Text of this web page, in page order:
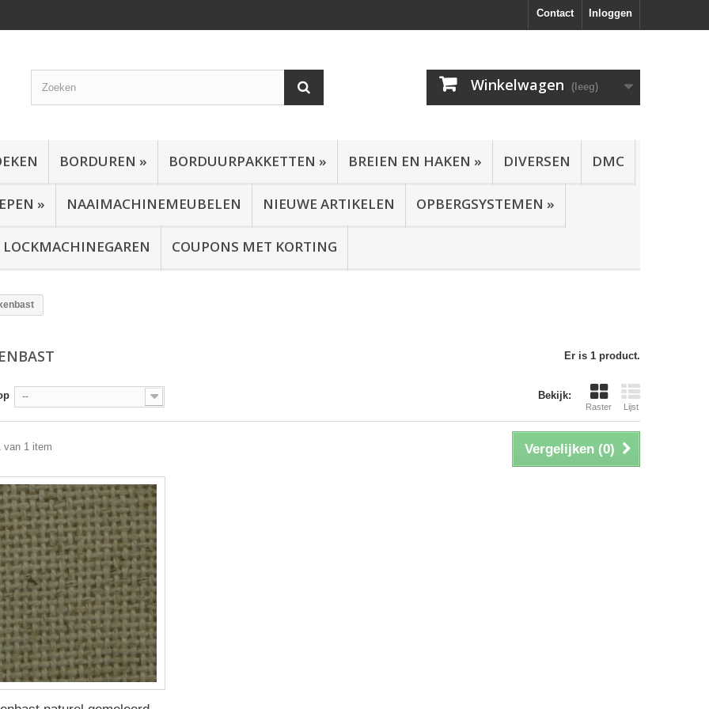
Inloggen
Contact
Winkelwagen (leeg)
BORDUREN » BORDUURPAKKETTEN » BREIEN EN HAKEN » DIVERSEN DMC
» NAAIMACHINEMEUBELEN NIEUWE ARTIKELEN OPBERGSYSTEMEN »
COUPONS MET KORTING
Er is 1 product.
Bekijk:
Raster Lijst
--
Vergelijken (0)
van 1 item